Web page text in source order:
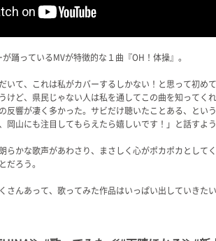
踊っているMVが特徴的な１曲『OH！体操』。
いて、これは私がカバーするしかない！と思って初
けど、県民じゃない人は私を通してこの曲を知って
反響が凄く多かった。サビだけ聴いたことある、とい
岡山にも注目してもらえたら嬉しいです！」と話すよ
らかな歌声があわさり、まさしく心がポカポカとし
だろう。
さんあって、歌ってみた作品はいっぱい出していき